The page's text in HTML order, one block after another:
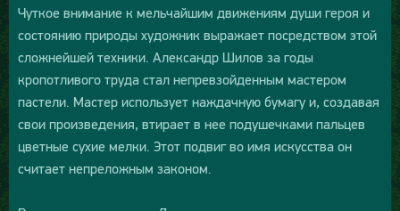
Чуткое внимание к мельчайшим движениям души героя и
состоянию природы художник выражает посредством этой
сложнейшей техники. Александр Шилов за годы
кропотливого труда стал непревзойденным мастером
пастели. Мастер использует наждачную бумагу и, создавая
свои произведения, втирает в нее подушечками пальцев
цветные сухие мелки. Этот подвиг во имя искусства он
считает непреложным законом.